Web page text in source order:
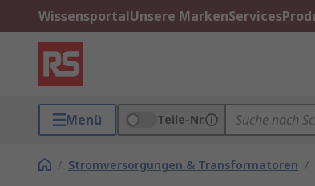
WissensportalUnsere MarkenServices
Menü Teile-Nr.
/ Stromversorgungen & Transformatoren /